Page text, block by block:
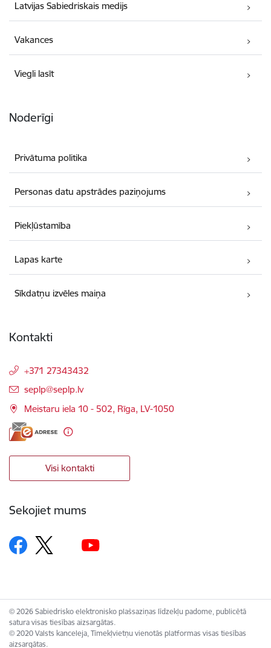
Latvijas Sabiedriskais medijs
Vakances
Viegli lasīt
Noderīgi
Privātuma politika
Personas datu apstrādes paziņojums
Piekļūstamība
Lapas karte
Sīkdatņu izvēles maiņa
Kontakti
+371 27343432
E-pasts:
seplp@seplp.lv
Meistaru iela 10 - 502, Rīga, LV-1050
Visi kontakti
Sekojiet mums
© 2026 Sabiedrisko elektronisko plašsaziņas līdzekļu padome, publicētā
satura visas tiesības aizsargātas.
© 2020 Valsts kanceleja, Tīmekļvietņu vienotās platformas visas tiesības
aizsargātas.